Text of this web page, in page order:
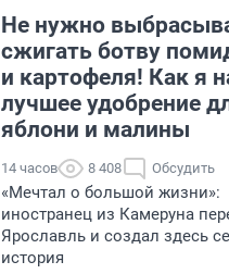
Не нужно
сжигать ботву
и картофеля! Как я
лучшее удобрение
яблони и малины
14 часов 8 408 Обсудить
«Мечтал о большой жизни»:
иностранец из Камеруна
Ярославль и создал здесь
история